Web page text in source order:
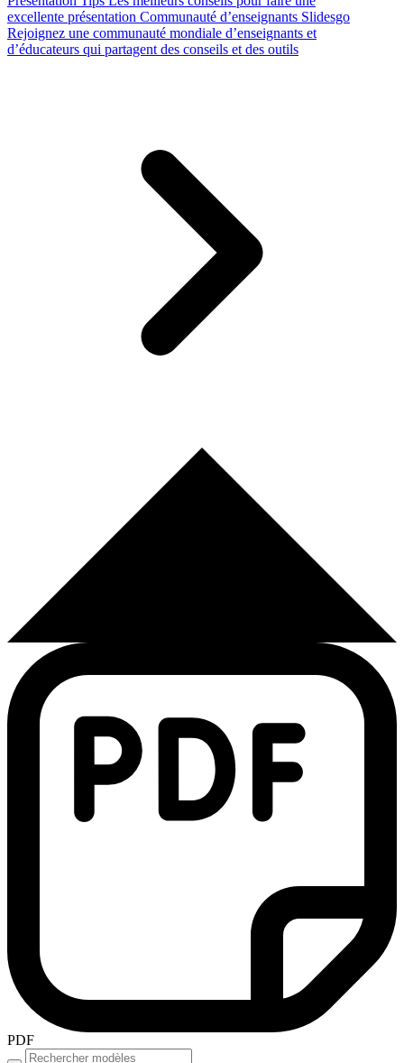
excellente présentation Communauté d’enseignants Slidesgo
Rejoignez une communauté mondiale d’enseignants et
d’éducateurs qui partagent des conseils et des outils
PDF